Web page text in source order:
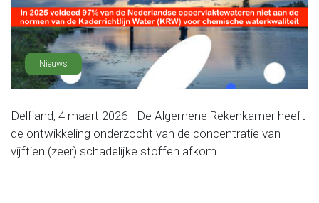
Nieuws
Delfland, 4 maart 2026 - De Algemene Rekenkamer heeft
de ontwikkeling onderzocht van de concentratie van
vijftien (zeer) schadelijke stoffen afkom...